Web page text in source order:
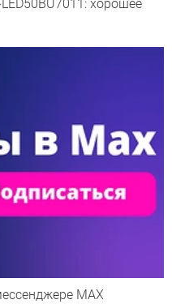
хорошее
МАХ